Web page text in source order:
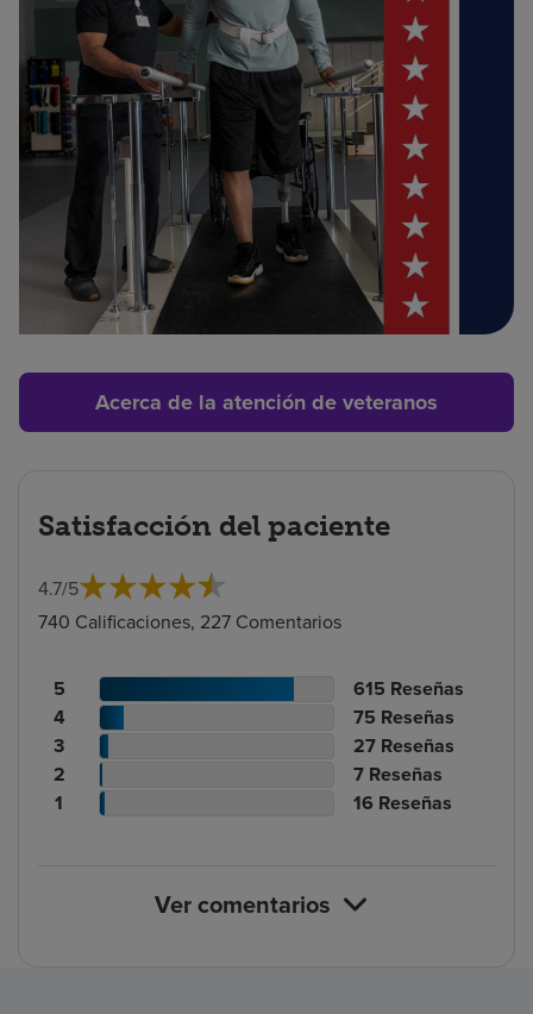
Acerca de la atención de veteranos
Satisfacción del paciente
4.7/5
740 Calificaciones, 227 Comentarios
Recuento
de
calificaciones
de
pacientes
5
N.º
de
reseñas
615 Reseñas
Recuento
de
calificaciones
de
4
N.º
de
reseñas
75 Reseñas
Recuento
de
calificaciones
3
N.º
de
reseñas
27 Reseñas
Recuento
de
2
N.º
de
7 Reseñas
Recuento
1
N.º
16 Reseñas
Ver comentarios